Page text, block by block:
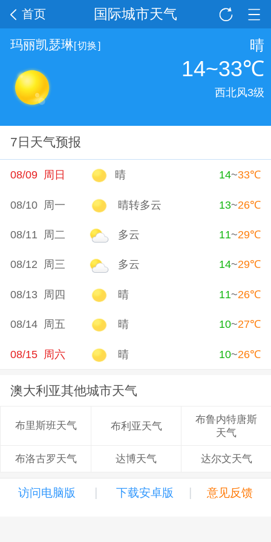
国际城市天气
首页
玛丽凯瑟琳[切换] 晴
14~33℃
西北风3级
7日天气预报
08/09 周日 晴 14~33℃
08/10 周一 晴转多云 13~26℃
08/11 周二 多云 11~29℃
08/12 周三 多云 14~29℃
08/13 周四 晴 11~26℃
08/14 周五 晴 10~27℃
08/15 周六 晴 10~26℃
澳大利亚其他城市天气
布里斯班天气 布利亚天气
布鲁内特唐斯
天气
布洛古罗天气 达博天气 达尔文天气
访问电脑版 | 下载安卓版 | 意见反馈